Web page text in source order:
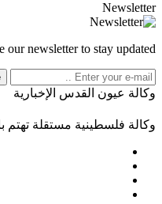
Newsletter
our newsletter to stay updated.
وكالة عيون القدس الإخبارية
وكالة فلسطينية مستقلة تهتم